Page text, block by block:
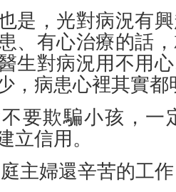
，光對病況有
、有心治療的話
生對病況用不用
，病患心裡其實都
要欺騙小孩，一
立信用。
主婦還辛苦的工